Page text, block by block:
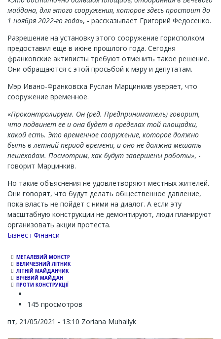
майдана, для этого сооружения, которое здесь простоит до
1 ноября 2022-го года», - рассказывает Григорий Федосенко.
Разрешение на установку этого сооружение горисполком
предоставил еще в июне прошлого года. Сегодня
франковские активисты требуют отменить такое решение.
Они обращаются с этой просьбой к мэру и депутатам.
Мэр Ивано-Франковска Руслан Марцинкив уверяет, что
сооружение временное.
«Проконтролируем. Он (ред. Предприниматель) говорит,
что подвинет ее и она будет в пределах той площадки,
какой есть. Это временное сооружение, которое должно
быть в летний период времени, и оно не должна мешать
пешеходам. Посмотрим, как будут завершены работы», -
говорит Марцинкив.
Но такие объяснения не удовлетворяют местных жителей.
Они говорят, что будут делать общественное давление,
пока власть не пойдет с ними на диалог. А если эту
масштабную конструкции не демонтируют, люди планируют
организовать акции протеста.
Бізнес і Фінанси
МЕТАЛЕВИЙ МОНСТР
ВЕЛИЧЕЗНИЙ ЛІТНИК
ЛІТНІЙ МАЙДАНЧИК
ВІЧЕВИЙ МАЙДАН
ПРОТИ КОНСТРУКЦІЇ
145 просмотров
пт, 21/05/2021 - 13:10 Zoriana Muhailyk